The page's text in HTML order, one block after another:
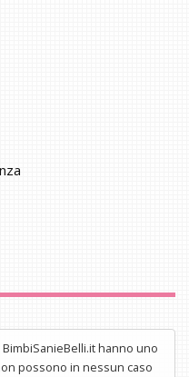
hanno uno
possono in nessun caso